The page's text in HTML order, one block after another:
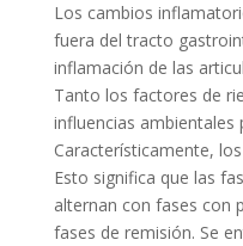
Los cambios
fuera del tracto
inflamación de las
Tanto los factores de
influencias ambientales
Característicamente,
Esto significa que las
alternan con fases con
fases de remisión. Se